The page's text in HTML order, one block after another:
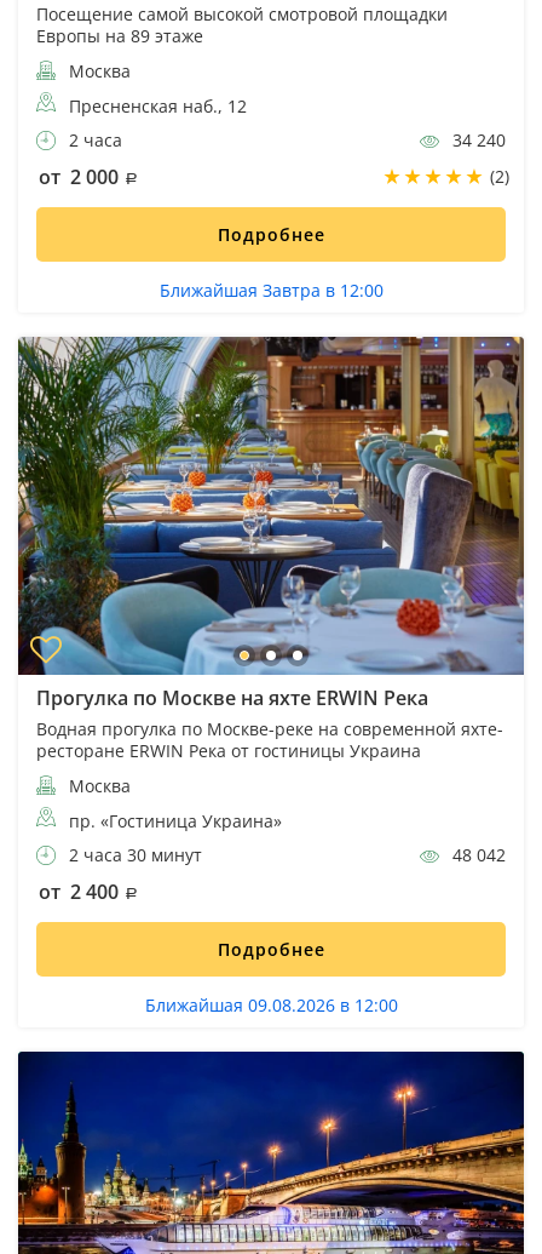
Посещение самой высокой смотровой площадки
Европы на 89 этаже
Москва
Пресненская наб., 12
2 часа
34 240
от 2 000 (2)
Подробнее
Ближайшая Завтра в 12:00
Прогулка по Москве на яхте ERWIN Река
Водная прогулка по Москве-реке на современной яхте-
ресторане ERWIN Река от гостиницы Украина
Москва
пр. «Гостиница Украина»
2 часа 30 минут
48 042
от 2 400
Подробнее
Ближайшая 09.08.2026 в 12:00